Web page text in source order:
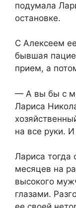
подумала
остановке.
С Алексеем
бывшая
прием, а
— А вы бы с
Лариса
на все руки.
Лариса тогда
месяцев на
высокого
глазами.